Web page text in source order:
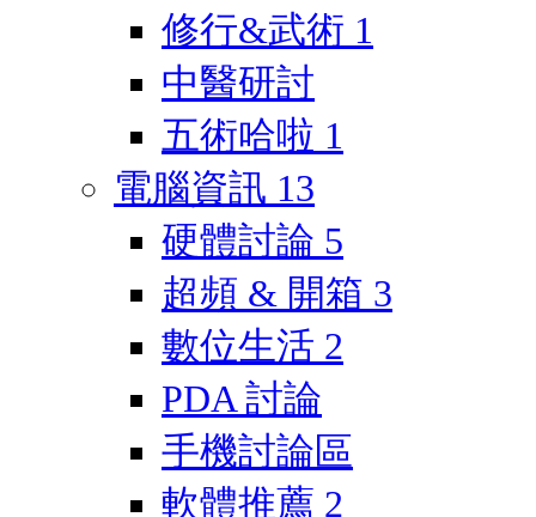
修行&武術 1
中醫研討
五術哈啦 1
電腦資訊 13
硬體討論 5
超頻 & 開箱 3
數位生活 2
PDA 討論
手機討論區
軟體推薦 2